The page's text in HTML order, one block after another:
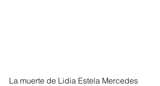
La muerte de Lidia Estela Mercedes